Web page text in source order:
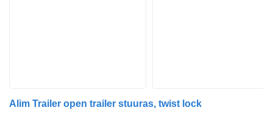
Alim Trailer open trailer stuuras, twist lock